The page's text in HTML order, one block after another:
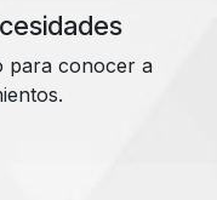
para conocer a